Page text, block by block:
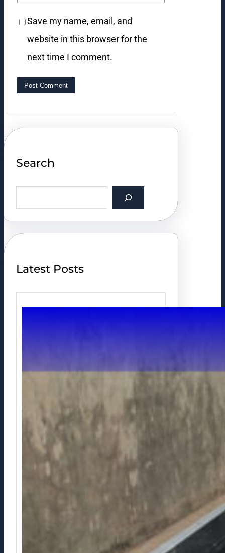
Save my name, email, and
website in this browser for the
next time I comment.
Search
c
Latest Posts